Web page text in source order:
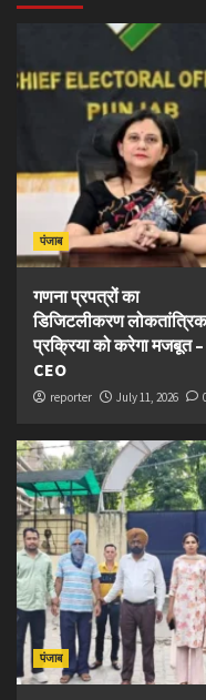
पंजाब
गणना प्रपत्रों का
डिजिटलीकरण लोकतांत्रिक
प्रक्रिया को करेगा मजबूत –
CEO
reporter July 11, 2026
पंजाब